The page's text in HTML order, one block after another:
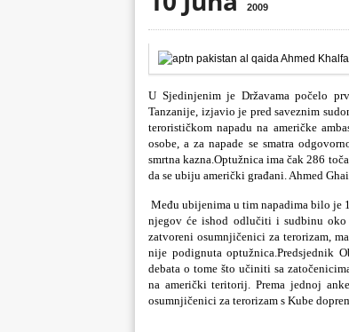
2009
U Sjedinjenim je Državama počelo
Tanzanije, izjavio je pred saveznim
terorističkom napadu na američke
osobe, a za napade se smatra
smrtna kazna.Optužnica ima čak 286
da se ubiju američki građani. Ahmed
Među ubijenima u tim napadima bilo je
njegov će ishod odlučiti i sudbinu oko
zatvoreni osumnjičenici za terorizam,
nije podignuta optužnica.Predsjednik
debata o tome što učiniti sa
na američki teritorij. Prema jednoj
osumnjičenici za terorizam s Kube